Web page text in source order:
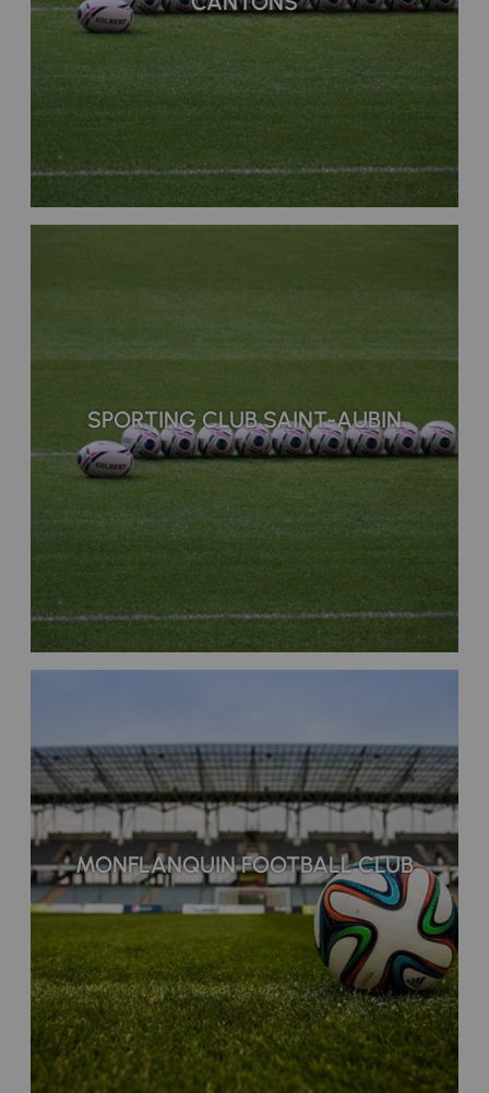
SPORTING CLUB SAINT-AUBIN
MONFLANQUIN FOOTBALL CLUB